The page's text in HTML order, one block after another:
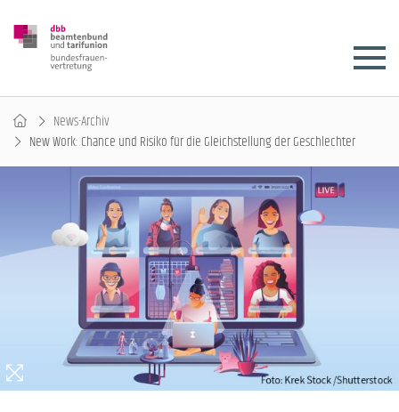
News-Archiv
New Work: Chance und Risiko für die Gleichstellung der Geschlechter